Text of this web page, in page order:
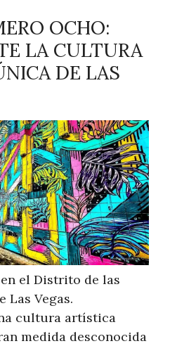
OCHO:
LA CULTURA
DE LAS
el Distrito de las
Las Vegas.
cultura artística
medida desconocida